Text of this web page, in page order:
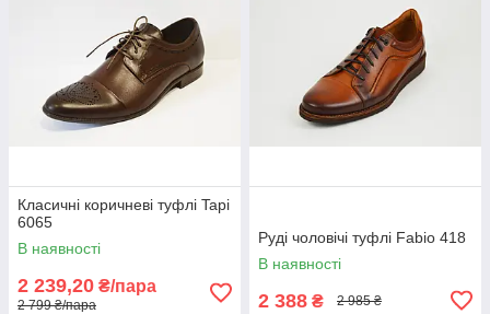
Класичні коричневі туфлі Tapi
6065
В наявності
2 239,20 ₴/пара
2 799 ₴/пара
Руді чоловічі туфлі Fabio 418
В наявності
2 388 ₴ 2 985 ₴